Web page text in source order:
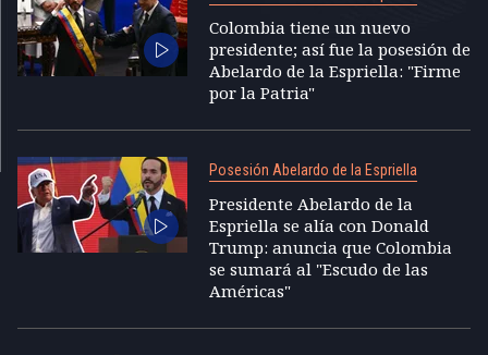
Colombia tiene un nuevo
presidente; así fue la posesión de
Abelardo de la Espriella: "Firme
por la Patria"
Posesión Abelardo de la Espriella
Presidente Abelardo de la
Espriella se alía con Donald
Trump: anuncia que Colombia
se sumará al "Escudo de las
Américas"